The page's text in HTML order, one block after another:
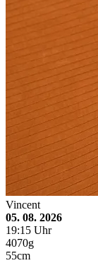
Vincent
05. 08. 2026
19:15 Uhr
4070g
55cm